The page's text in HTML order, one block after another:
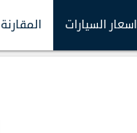
اسعار السيارات المقارنة